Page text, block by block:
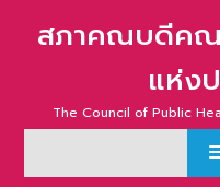
ที่ 1/
สามัญ
คณะส
ประเท
การปร
สภาคณ
สภาคณบดีคณ
แห่ง
The Council of Public